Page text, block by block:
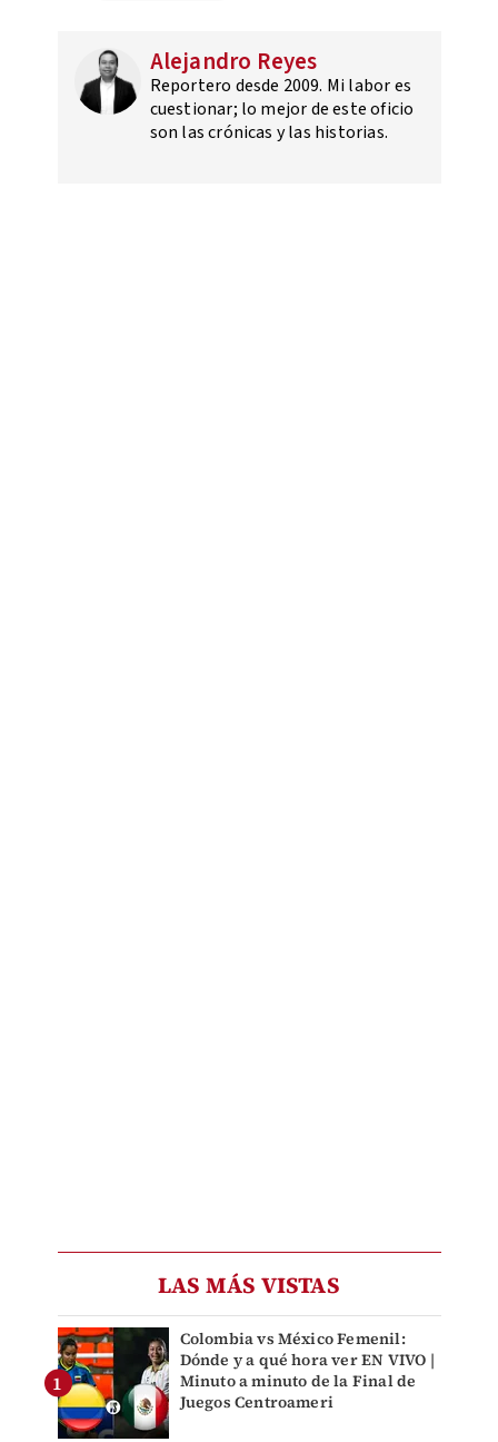
Alejandro Reyes
Reportero desde 2009. Mi labor es
cuestionar; lo mejor de este oficio
son las crónicas y las historias.
LAS MÁS VISTAS
Colombia vs México Femenil:
Dónde y a qué hora ver EN VIVO |
Minuto a minuto de la Final de
Juegos Centroameri